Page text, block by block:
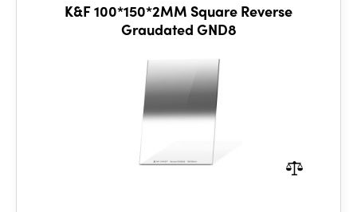
K&F 100*150*2MM Square Reverse
Graudated GND8